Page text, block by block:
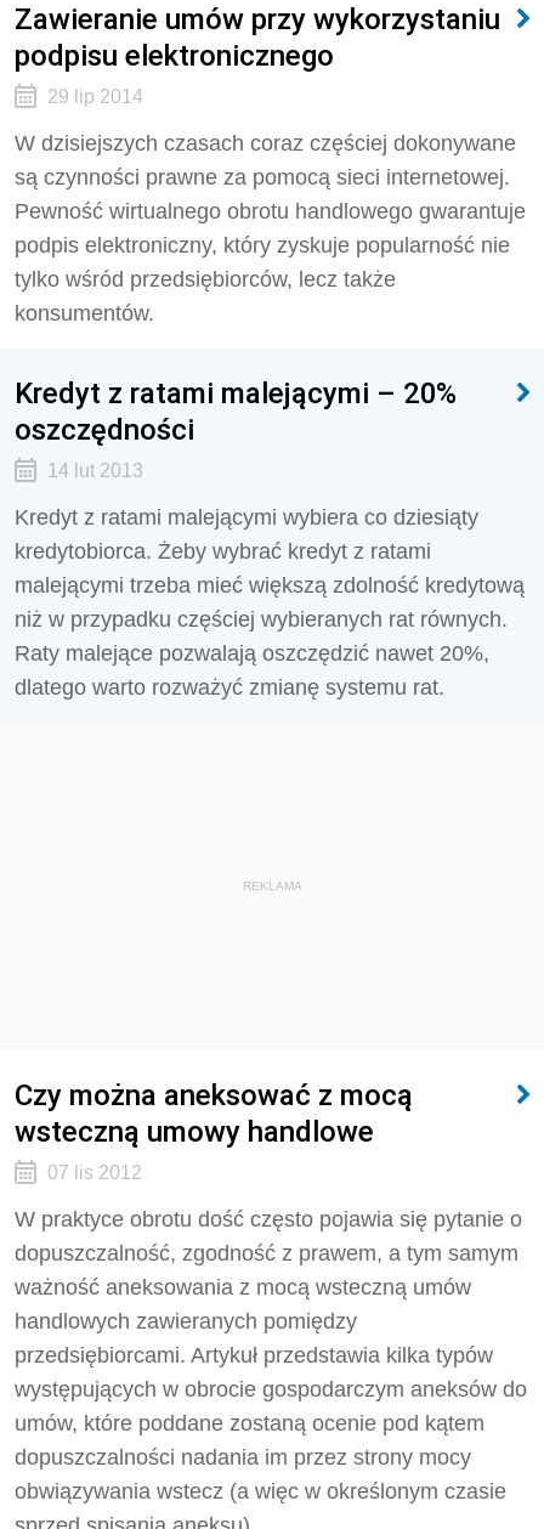
Zawieranie umów przy wykorzystaniu
podpisu elektronicznego
29 lip 2014
W dzisiejszych czasach coraz częściej dokonywane
są czynności prawne za pomocą sieci internetowej.
Pewność wirtualnego obrotu handlowego gwarantuje
podpis elektroniczny, który zyskuje popularność nie
tylko wśród przedsiębiorców, lecz także
konsumentów.
Kredyt z ratami malejącymi – 20%
oszczędności
14 lut 2013
Kredyt z ratami malejącymi wybiera co dziesiąty
kredytobiorca. Żeby wybrać kredyt z ratami
malejącymi trzeba mieć większą zdolność kredytową
niż w przypadku częściej wybieranych rat równych.
Raty malejące pozwalają oszczędzić nawet 20%,
dlatego warto rozważyć zmianę systemu rat.
REKLAMA
Czy można aneksować z mocą
wsteczną umowy handlowe
07 lis 2012
W praktyce obrotu dość często pojawia się pytanie o
dopuszczalność, zgodność z prawem, a tym samym
ważność aneksowania z mocą wsteczną umów
handlowych zawieranych pomiędzy
przedsiębiorcami. Artykuł przedstawia kilka typów
występujących w obrocie gospodarczym aneksów do
umów, które poddane zostaną ocenie pod kątem
dopuszczalności nadania im przez strony mocy
obwiązywania wstecz (a więc w określonym czasie